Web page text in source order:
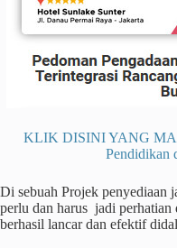
KLIK DISINI YANG
Pendidikan
Di sebuah Projek penyediaan
perlu dan harus jadi perhatian
berhasil lancar dan efektif